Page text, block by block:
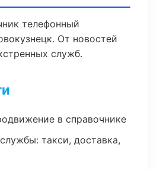
телефонный
От новостей
служб.
в справочнике
такси, доставка,